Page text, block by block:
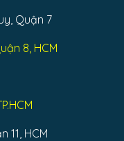
Quận 7
8, HCM
11, HCM